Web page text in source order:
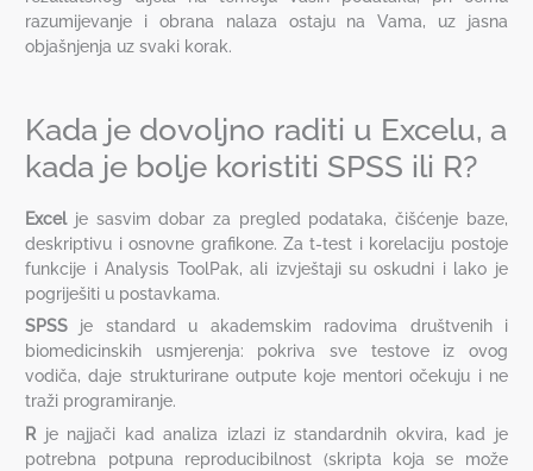
razumijevanje i obrana nalaza ostaju na Vama, uz jasna
objašnjenja uz svaki korak.
Kada je dovoljno raditi u Excelu, a
kada je bolje koristiti SPSS ili R?
Excelje sasvim dobar za pregled podataka, čišćenje baze,
deskriptivu i osnovne grafikone. Za t-test i korelaciju postoje
funkcije i Analysis ToolPak, ali izvještaji su oskudni i lako je
pogriješiti u postavkama.
SPSS je standard u akademskim radovima društvenih i
biomedicinskih usmjerenja: pokriva sve testove iz ovog
vodiča, daje strukturirane outpute koje mentori očekuju i ne
traži programiranje.
Rje najjači kad analiza izlazi iz standardnih okvira, kad je
potrebna potpuna reproducibilnost (skripta koja se može